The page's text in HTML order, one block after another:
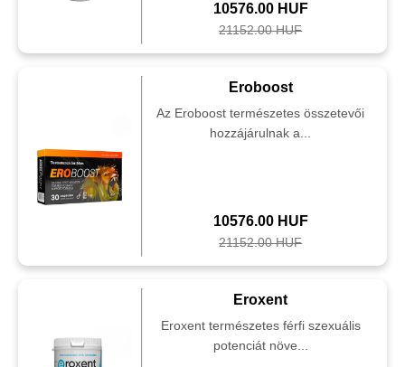
10576.00 HUF
21152.00 HUF
Eroboost
Az Eroboost természetes összetevői
hozzájárulnak a...
10576.00 HUF
21152.00 HUF
Eroxent
Eroxent természetes férfi szexuális
potenciát növe...